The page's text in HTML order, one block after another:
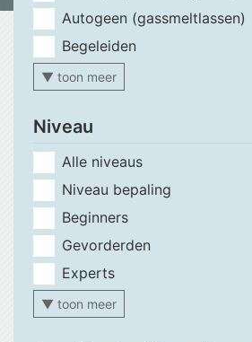
Autogeen (gassmeltlassen)
Begeleiden
▼ toon meer
Niveau
Alle niveaus
Niveau bepaling
Beginners
Gevorderden
Experts
▼ toon meer